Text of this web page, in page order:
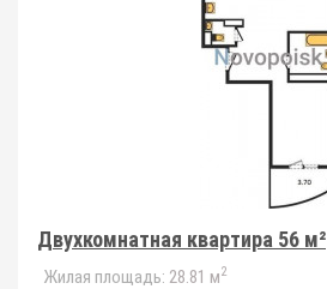
Двухкомнатная квартира 56 м²
Жилая площадь: 28.81 м2